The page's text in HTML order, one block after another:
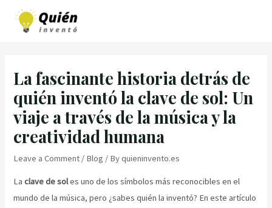
La fascinante historia detrás de
quién inventó la clave de sol: Un
viaje a través de la música y la
creatividad humana
Leave a Comment / Blog / Byquieninvento.es
Laclave de soles uno de los símbolos más reconocibles en el
mundo de la música, pero ¿sabes quién la inventó? En este artículo